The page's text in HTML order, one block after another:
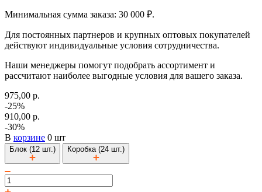
Минимальная сумма заказа: 30 000 ₽.
Для постоянных партнеров и крупных оптовых покупателей
действуют индивидуальные условия сотрудничества.
Наши менеджеры помогут подобрать ассортимент и
рассчитают наиболее выгодные условия для вашего заказа.
975,00 р.
-25%
910,00 р.
-30%
В корзине 0 шт
Блок (12 шт.) Коробка (24 шт.)